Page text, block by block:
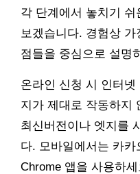
각 단계에서 놓치기
보겠습니다. 경험상 가
점들을 중심으로 설명
온라인 신청 시 인터넷
지가 제대로 작동하지
최신버전이나 엣지를
다. 모바일에서는 카
Chrome 앱을 사용하세